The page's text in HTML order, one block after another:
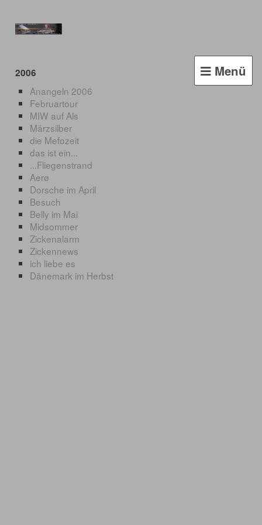
Menü
2006
Anangeln 2006
Februartour
MIW auf Als
Märzsilber
die Mefozeit
das ist ein...
...Fliegenstrand
Aerø
Dorsche im April
Besuch
Belly im Mai
Midsommer
Zickenalarm
Zickennews
ich liebe es
Dänemark im Herbst